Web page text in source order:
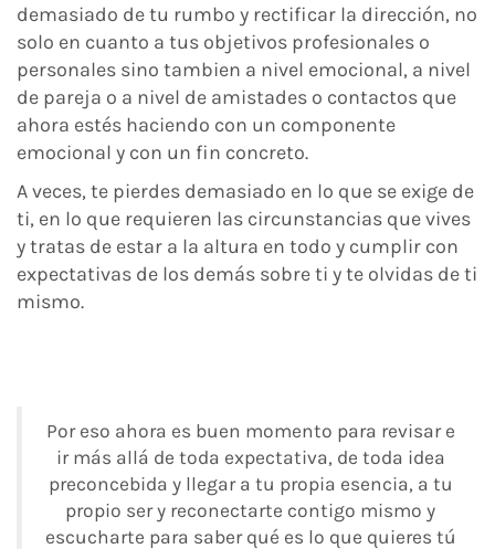
demasiado de tu rumbo y rectificar la dirección, no
solo en cuanto a tus objetivos profesionales o
personales sino tambien a nivel emocional, a nivel
de pareja o a nivel de amistades o contactos que
ahora estés haciendo con un componente
emocional y con un fin concreto.
A veces, te pierdes demasiado en lo que se exige de
ti, en lo que requieren las circunstancias que vives
y tratas de estar a la altura en todo y cumplir con
expectativas de los demás sobre ti y te olvidas de ti
mismo.
Por eso ahora es buen momento para revisar e
ir más allá de toda expectativa, de toda idea
preconcebida y llegar a tu propia esencia, a tu
propio ser y reconectarte contigo mismo y
escucharte para saber qué es lo que quieres tú